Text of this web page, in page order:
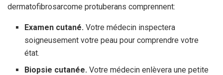
dermatofibrosarcome protuberans comprennent:
Examen cutané. Votre médecin inspectera
soigneusement votre peau pour comprendre votre
état.
Biopsie cutanée. Votre médecin enlèvera une petite